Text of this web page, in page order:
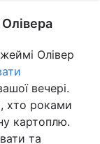
Олівер
вечері.
хто роками
картоплю.
та